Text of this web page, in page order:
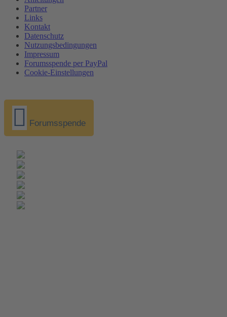
Partner
Links
Kontakt
Datenschutz
Nutzungsbedingungen
Impressum
Forumsspende per PayPal
Cookie-Einstellungen
Forumsspende